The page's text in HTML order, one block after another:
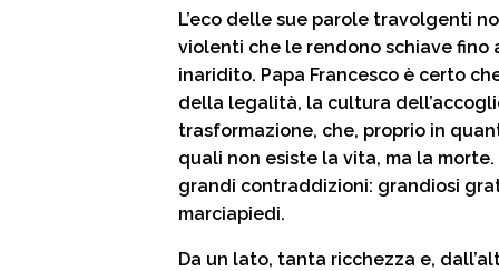
L’eco delle sue parole travolgenti
violenti che le rendono schiave fino
inaridito. Papa Francesco è certo
della legalità, la cultura
trasformazione, che, proprio in
quali non esiste la vita, ma la
grandi contraddizioni: grandiosi
marciapiedi.
Da un lato, tanta ricchezza e,